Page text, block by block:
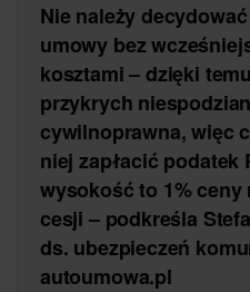
Nie należy
umowy bez
kosztami – dzięki
przykrych
cywilnoprawna, więc
niej zapłacić podatek
wysokość to 1%
cesji – podkreśla
ds. ubezpieczeń
autoumowa.pl